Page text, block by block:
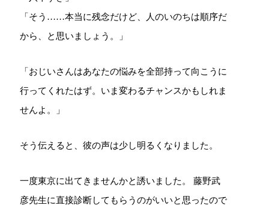
「そう……本当に残念だけど、人のいのちは順序だ
から、と思いましょう。」
「おじいさんはあなたの悩みを全部持って向こうに
行ってくれたはず。いま変わるチャンスかもしれま
せんよ。」
そう伝えると、彼の声は少し明るくなりました。
一度東京に出てきませんかと誘いました。 藤野武
彦先生に直接診断してもらうのがいいと思ったので